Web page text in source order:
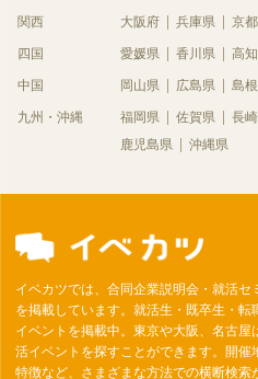
関西 大阪府 兵庫県 京
四国 愛媛県 香川県 高
中国 岡山県 広島県 島
九州・沖縄 福岡県 佐賀県 長
鹿児島県
沖縄県
イベカツでは、合同企業説明会・就活セ
を掲載しています。就活生・既卒生・転
イベントを掲載中。東京や大阪、名古屋
活イベントを探すことができます。開催
特徴など、さまざまな方法での横断検索